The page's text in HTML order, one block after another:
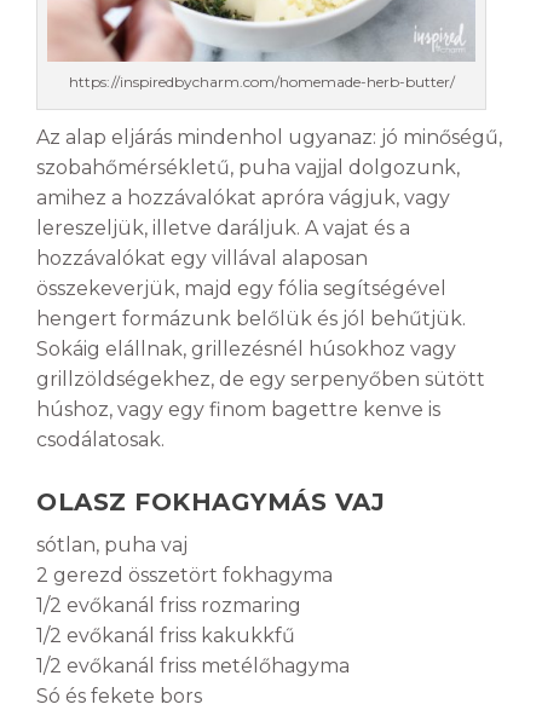
https://inspiredbycharm.com/homemade-herb-butter/
Az alap eljárás mindenhol ugyanaz: jó minőségű,
szobahőmérsékletű, puha vajjal dolgozunk,
amihez a hozzávalókat apróra vágjuk, vagy
lereszeljük, illetve daráljuk. A vajat és a
hozzávalókat egy villával alaposan
összekeverjük, majd egy fólia segítségével
hengert formázunk belőlük és jól behűtjük.
Sokáig elállnak, grillezésnél húsokhoz vagy
grillzöldségekhez, de egy serpenyőben sütött
húshoz, vagy egy finom bagettre kenve is
csodálatosak.
OLASZ FOKHAGYMÁS VAJ
sótlan, puha vaj
2 gerezd összetört fokhagyma
1/2 evőkanál friss rozmaring
1/2 evőkanál friss kakukkfű
1/2 evőkanál friss metélőhagyma
Só és fekete bors